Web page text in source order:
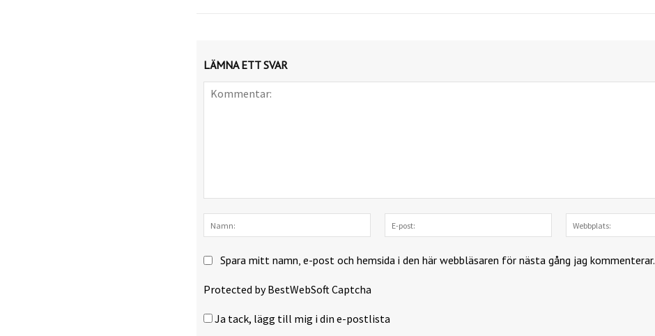
LÄMNA ETT SVAR
Namn:
post:
Spara mitt namn, e-post och hemsida i den här webbläsaren för nästa gång jag kommenterar.
Protected by BestWebSoft Captcha
Ja tack, lägg till mig i din e-postlista